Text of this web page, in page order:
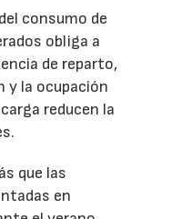
consumo de
obliga a
de reparto,
y la ocupación
reducen la
que las
en